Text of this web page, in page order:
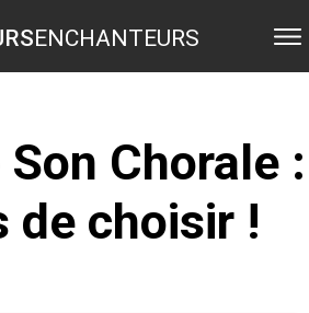
ENCHANTEURS
C horale :
de choisir !